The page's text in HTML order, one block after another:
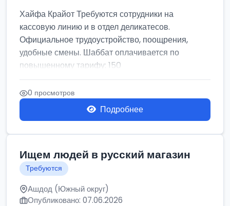
Хайфа Крайот Требуются сотрудники на
кассовую линию и в отдел деликатесов.
Официальное трудоустройство, поощрения,
удобные смены. Шаббат оплачивается по
повышенному тарифу: 150
0 просмотров
Подробнее
Ищем людей в русский магазин
Требуются
Ашдод (Южный округ)
Опубликовано: 07.06.2026